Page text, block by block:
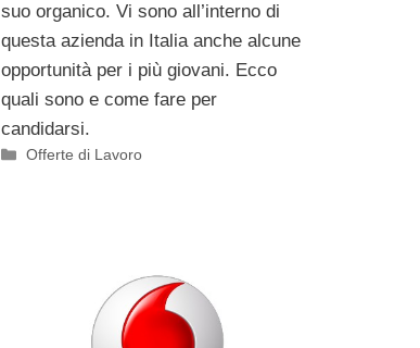
suo organico. Vi sono all’interno di
questa azienda in Italia anche alcune
opportunità per i più giovani. Ecco
quali sono e come fare per
candidarsi.
Categorie
Offerte di Lavoro